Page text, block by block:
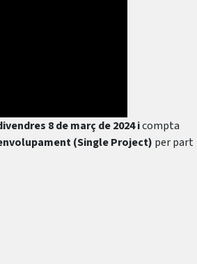
8 de març de 2024 icompta
(Single Project) per part